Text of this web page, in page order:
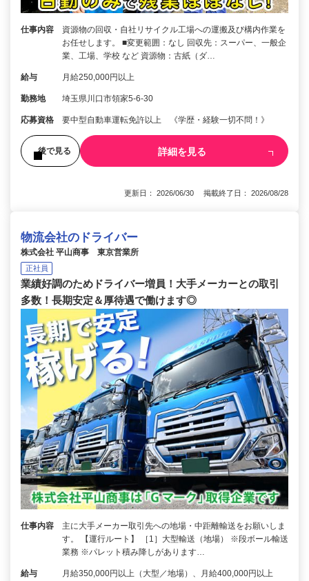
仕事内容
資源物の回収・自社リサイクル工場への運搬及び構内作業を
お任せします。 ■変更範囲：なし 回収先：スーパー、一般企
業、工場、学校 など 資源物：古紙（ダ…
給与 月給250,000円以上
勤務地 埼玉県川口市領家5-6-30
応募資格 要中型自動車運転免許以上 《学歴・経験一切不問！》
後で見る 詳細を見る
更新日： 2026/06/30 掲載終了日： 2026/08/28
物流会社のドライバー
株式会社 平山商事 東京営業所
正社員
業績好調のためドライバー増員！大手メーカーとの取引
多数！長期安定＆厚待遇で働けます◎
仕事内容
主に大手メーカー取引先への地場・中距離輸送をお願いしま
す。 【運行ルート】 ［1］大型輸送（地場） ※段ボール輸送
業務 ※パレット積み降しがあります…
給与
月給350,000円以上（大型／地場）、月給400,000円以上